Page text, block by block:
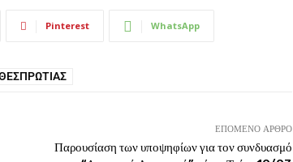
Pinterest WhatsApp
ΕΠΌΜΕΝΟ ΆΡΘΡΟ
Παρουσίαση των υποψηφίων για τον συνδυασμό